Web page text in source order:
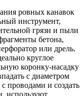
ровных канавок
инструмент,
грязи и пыли
бетона,
или дрель.
круглое
коронку-насадку
с диаметром
проводами и создать